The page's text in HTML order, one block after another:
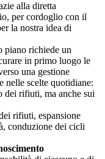
alla diretta
per cordoglio con il
la nostra idea di
piano richiede un
in primo luogo le
una gestione
nelle scelte quotidiane:
dei rifiuti, ma anche sui
rifiuti, espansione
conduzione dei cicli